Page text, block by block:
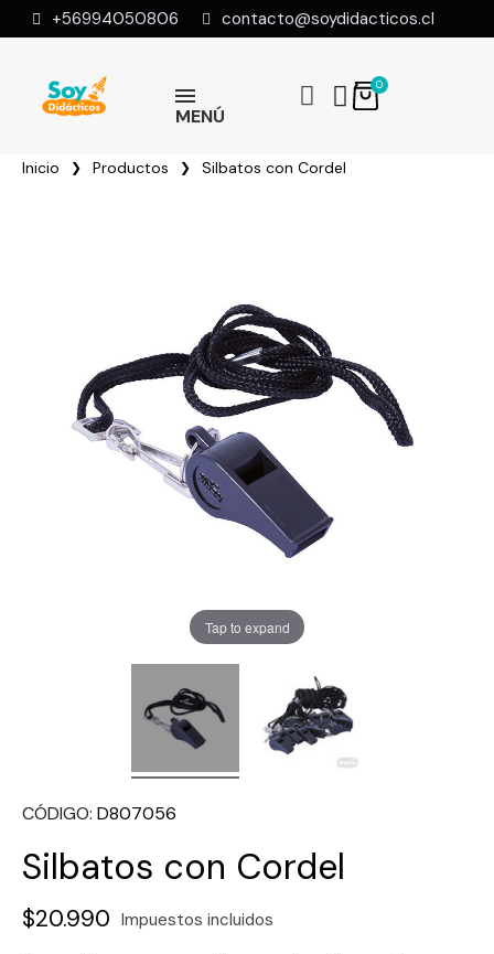
+56994050806 contacto@soydidacticos.cl
MENÚ
Inicio Productos Silbatos con Cordel
Tap to expand
CÓDIGO D807056
Silbatos con Cordel
$20.990 Impuestos incluidos